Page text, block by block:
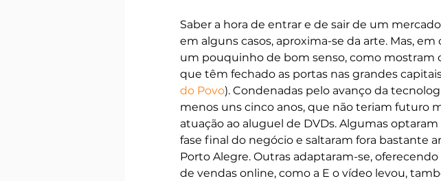
Saber a hora de entrar e de sair de um
em alguns casos, aproxima-se da arte. Mas,
um pouquinho de bom senso, como mostram
que têm fechado as portas nas grandes
do Povo). Condenadas pelo avanço da
menos uns cinco anos, que não teriam futuro
atuação ao aluguel de DVDs. Algumas
fase final do negócio e saltaram fora bastante
Porto Alegre. Outras adaptaram-se,
de vendas online, como a E o vídeo levou,